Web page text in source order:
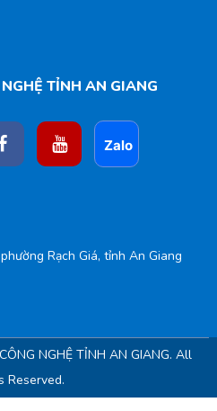
TỈNH AN GIANG
Rạch Giá, tỉnh An Giang
NGHỆ TỈNH AN GIANG. All
Reserved.